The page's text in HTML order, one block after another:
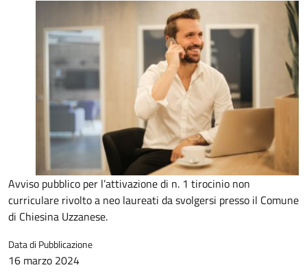
Avviso pubblico per l’attivazione di n. 1 tirocinio non
curriculare rivolto a neo laureati da svolgersi presso il Comune
di Chiesina Uzzanese.
Data di Pubblicazione
16 marzo 2024